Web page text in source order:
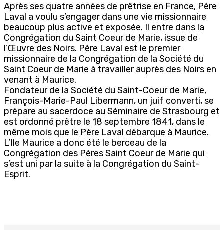
Après ses quatre années de prêtrise en France, Père
Laval a voulu s’engager dans une vie missionnaire
beaucoup plus active et exposée. Il entre dans la
Congrégation du Saint Coeur de Marie, issue de
l’Œuvre des Noirs. Père Laval est le premier
missionnaire de la Congrégation de la Société du
Saint Coeur de Marie à travailler auprès des Noirs en
venant à Maurice.
Fondateur de la Société du Saint-Coeur de Marie,
François-Marie-Paul Libermann, un juif converti, se
prépare au sacerdoce au Séminaire de Strasbourg et
est ordonné prêtre le 18 septembre 1841, dans le
même mois que le Père Laval débarque à Maurice.
L’Ile Maurice a donc été le berceau de la
Congrégation des Pères Saint Coeur de Marie qui
s’est uni par la suite à la Congrégation du Saint-
Esprit.